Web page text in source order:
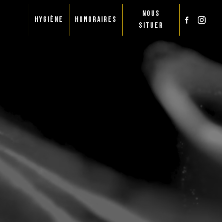
HYGIÈNE HONORAIRES
NOUS
SITUER